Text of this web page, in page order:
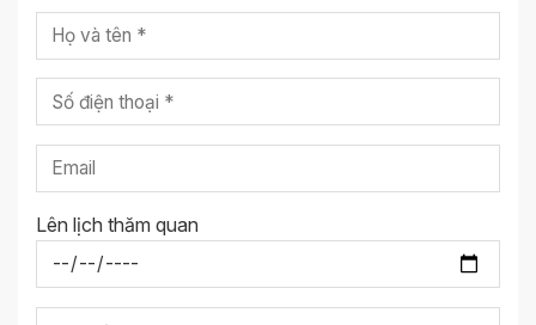
Lên lịch thăm quan